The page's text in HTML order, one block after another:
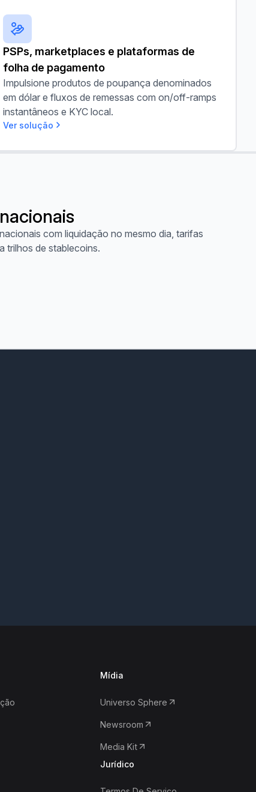
PSPs, marketplaces e plataformas de
folha de pagamento
Impulsione produtos de poupança denominados
em dólar e fluxos de remessas com on/off-ramps
instantâneos e KYC local.
Ver solução
PSPs, marketplaces e plataformas de folha de pagamento
com liquidação no mesmo dia, tarifas
trilhos de stablecoins.
Mídia
Universo Sphere
Newsroom
Media Kit
Jurídico